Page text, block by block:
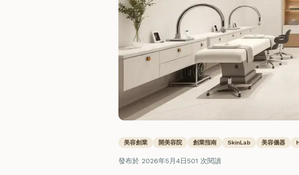
美容創業 開美容院 創業指南 SkinLab 美容儀器
發布於 2026年5月4日501 次閱讀